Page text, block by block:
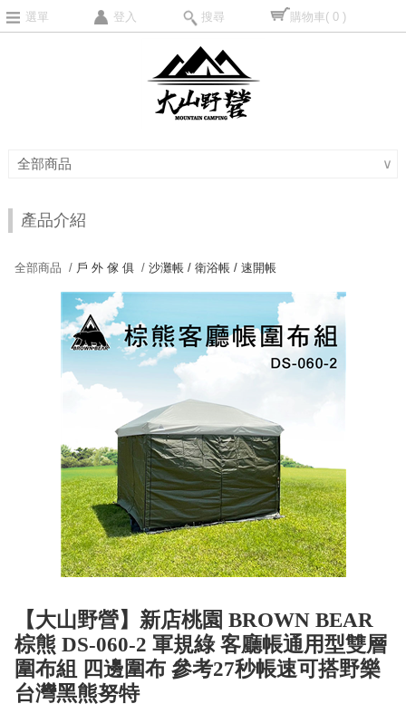
選單 登入 搜尋 購物車( 0 )
全部商品 ∨
產品介紹
全部商品 / 戶 外 傢 俱 /沙灘帳 / 衛浴帳 / 速開帳
【大山野營】新店桃園 BROWN BEAR
棕熊 DS-060-2 軍規綠 客廳帳通用型雙層
圍布組 四邊圍布 參考27秒帳速可搭野樂
台灣黑熊努特